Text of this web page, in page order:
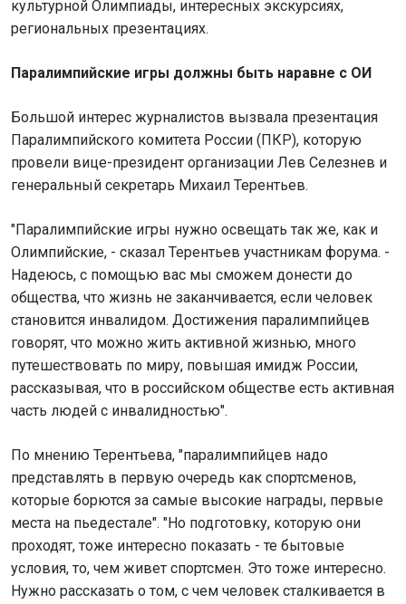
культурной Олимпиады, интересных экскурсиях,
региональных презентациях.
Паралимпийские игры должны быть наравне с ОИ
Большой интерес журналистов вызвала презентация
Паралимпийского комитета России (ПКР), которую
провели вице-президент организации Лев Селезнев и
генеральный секретарь Михаил Терентьев.
"Паралимпийские игры нужно освещать так же, как и
Олимпийские, - сказал Терентьев участникам форума. -
Надеюсь, с помощью вас мы сможем донести до
общества, что жизнь не заканчивается, если человек
становится инвалидом. Достижения паралимпийцев
говорят, что можно жить активной жизнью, много
путешествовать по миру, повышая имидж России,
рассказывая, что в российском обществе есть активная
часть людей с инвалидностью".
По мнению Терентьева, "паралимпийцев надо
представлять в первую очередь как спортсменов,
которые борются за самые высокие награды, первые
места на пьедестале". "Но подготовку, которую они
проходят, тоже интересно показать - те бытовые
условия, то, чем живет спортсмен. Это тоже интересно.
Нужно рассказать о том, с чем человек сталкивается в